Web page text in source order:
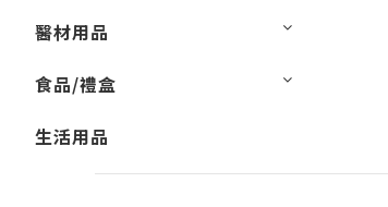
醫材用品
食品/禮盒
生活用品